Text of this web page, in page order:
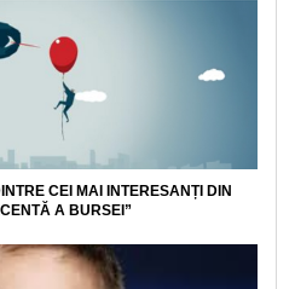
CEI MAI INTERESANȚI DIN
A BURSEI”